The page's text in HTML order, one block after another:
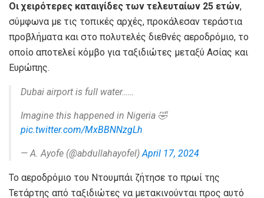
Οι χειρότερες καταιγίδες των τελευταίων 25 ετών,
σύμφωνα με τις τοπικές αρχές, προκάλεσαν τεράστια
προβλήματα και στο πολυτελές διεθνές αεροδρόμιο, το
οποίο αποτελεί κόμβο για ταξιδιώτες μεταξύ Ασίας και
Ευρώπης.
Dubai airport is full water……
Imagine this happened in Nigeria 🤣
pic.twitter.com/MxBBNNzgLh
— A. Ayofe (@abdullahayofel)April 17, 2024
Το αεροδρόμιο του Ντουμπάι ζήτησε το πρωί της
Τετάρτης από ταξιδιώτες να μετακινούνται προς αυτό